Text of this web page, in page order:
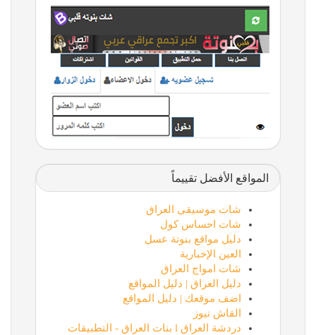
المواقع الأفضل تقييماً
شات موسيقى العراق
شات احساس كول
دليل مواقع بنوتة عسل
العين الإخبارية
شات امواج العراق
دليل العراق | دليل المواقع
اضف موقعك | دليل المواقع
القاش نيوز
دردشة العراق l بنات العراق - التطبيقات